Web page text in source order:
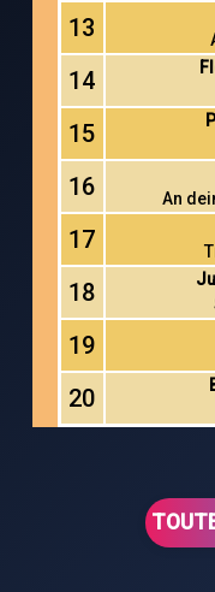
13
14
15
16
An
17
18
19
20